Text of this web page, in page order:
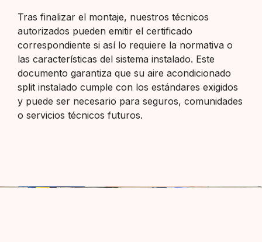
Tras finalizar el montaje, nuestros técnicos
autorizados pueden emitir el certificado
correspondiente si así lo requiere la normativa o
las características del sistema instalado. Este
documento garantiza que su aire acondicionado
split instalado cumple con los estándares exigidos
y puede ser necesario para seguros, comunidades
o servicios técnicos futuros.